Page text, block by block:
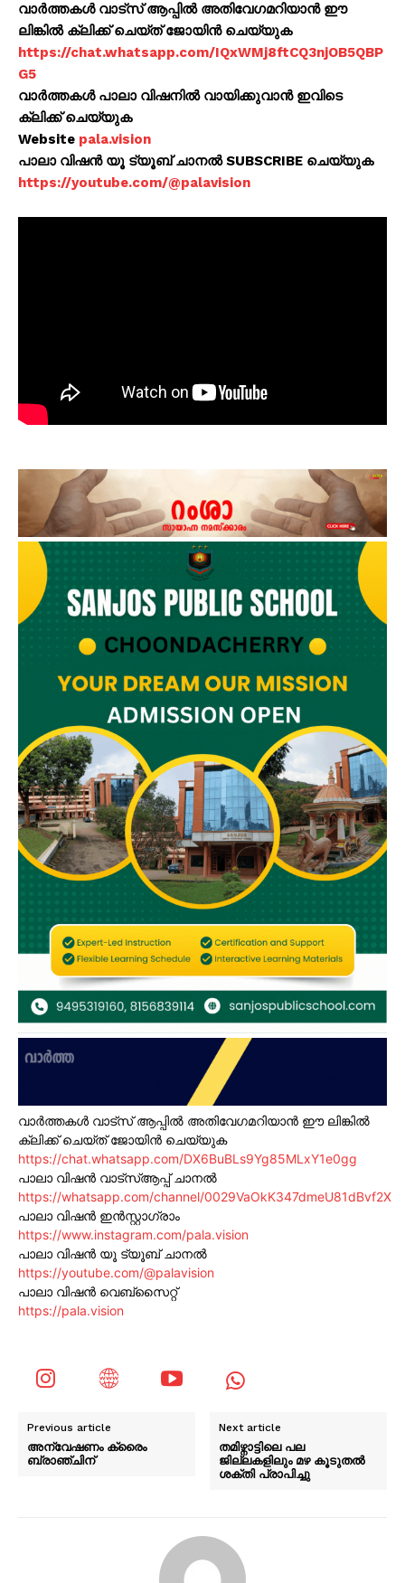
വാർത്തകൾ വാട്സ് ആപ്പിൽ അതിവേഗമറിയാൻ ഈ
ലിങ്കിൽ ക്ലിക്ക് ചെയ്ത് ജോയിൻ ചെയ്യുക
https://chat.whatsapp.com/IQxWMj8ftCQ3njOB5QBP
G5
വാർത്തകൾ പാലാ വിഷനിൽ വായിക്കുവാൻ ഇവിടെ
ക്ലിക്ക് ചെയ്യുക
Website pala.vision
പാലാ വിഷൻ യൂ ട്യൂബ് ചാനൽ SUBSCRIBE ചെയ്യുക
https://youtube.com/@palavision
വാർത്തകൾ വാട്സ് ആപ്പിൽ അതിവേഗമറിയാൻ ഈ ലിങ്കിൽ
ക്ലിക്ക് ചെയ്ത് ജോയിൻ ചെയ്യുക
https://chat.whatsapp.com/DX6BuBLs9Yg85MLxY1e0gg
പാലാ വിഷൻ വാട്സ്ആപ്പ് ചാനൽ
https://whatsapp.com/channel/0029VaOkK347dmeU81dBvf2X
പാലാ വിഷൻ ഇൻസ്റ്റാഗ്രാം
https://www.instagram.com/pala.vision
പാലാ വിഷൻ യൂ ട്യൂബ് ചാനൽ
https://youtube.com/@palavision
പാലാ വിഷൻ വെബ്സൈറ്റ്
https://pala.vision
Previous article
അന്വേഷണം ക്രൈം
ബ്രാഞ്ചിന്
Next article
തമിഴ്നാട്ടിലെ പല
ജില്ലകളിലും മഴ കൂടുതൽ
ശക്തി പ്രാപിച്ചു